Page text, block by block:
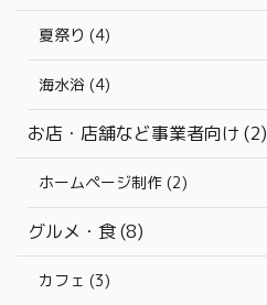
夏祭り (4)
海水浴 (4)
お店・店舗など事業者向け (2)
ホームページ制作 (2)
グルメ・食 (8)
カフェ (3)